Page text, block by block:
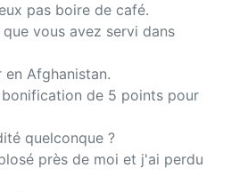
pas boire de café.
vous avez servi dans
Afghanistan.
de 5 points pour
quelconque ?
près de moi et j'ai perdu